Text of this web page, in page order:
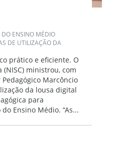
DO ENSINO MÉDIO
DE UTILIZAÇÃO DA
prático e eficiente. O
ministrou, com
Marcôncio
da lousa digital
para
Ensino Médio. “As...